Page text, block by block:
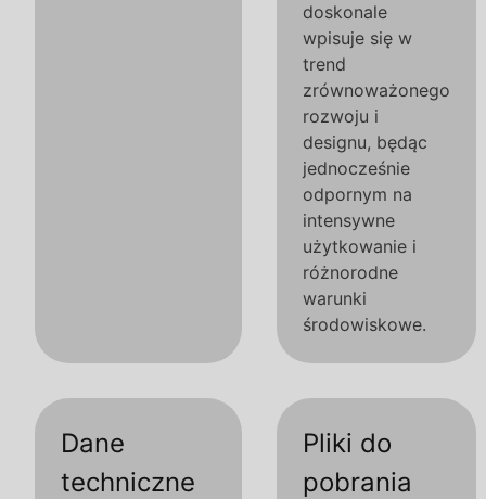
doskonale
wpisuje się w
trend
zrównoważonego
rozwoju i
designu, będąc
jednocześnie
odpornym na
intensywne
użytkowanie i
różnorodne
warunki
środowiskowe.
Dane
techniczne
Pliki do
pobrania